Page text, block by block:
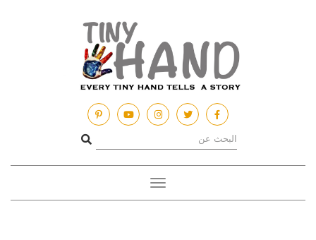
Toggle
navigation